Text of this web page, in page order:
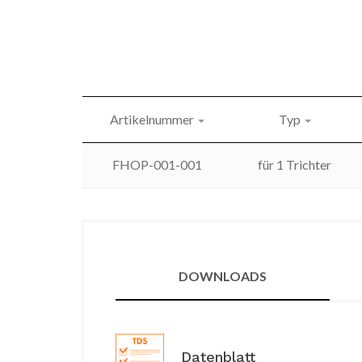
Artikelnummer Typ
FHOP-001-001 für 1 Trichter
DOWNLOADS
Datenblatt